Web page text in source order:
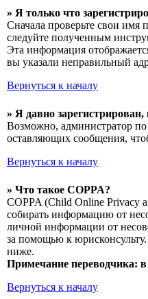
» Я только что
Сначала проверьте свои имя
следуйте полученным
Эта информация
вы указали неправильный
Вернуться к началу
» Я давно
Возможно, администратор по
оставляющих сообщения,
Вернуться к началу
» Что такое COPPA?
COPPA (Child Online Privacy
собирать информацию от
личной информации от
за помощью к
ниже.
Примечание переводчика:
Вернуться к началу